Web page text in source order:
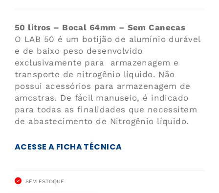
50 litros – Bocal 64mm – Sem Canecas
O LAB 50 é um botijão de alumínio durável
e de baixo peso desenvolvido
exclusivamente para armazenagem e
transporte de nitrogênio líquido. Não
possui acessórios para armazenagem de
amostras. De fácil manuseio, é indicado
para todas as finalidades que necessitem
de abastecimento de Nitrogênio líquido.
ACESSE A FICHA TÉCNICA
SEM ESTOQUE